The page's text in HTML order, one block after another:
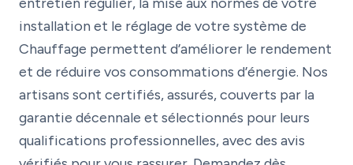
installation et le réglage de votre système de
Chauffage permettent d’améliorer le rendement
et de réduire vos consommations d’énergie. Nos
artisans sont certifiés, assurés, couverts par la
garantie décennale et sélectionnés pour leurs
qualifications professionnelles, avec des avis